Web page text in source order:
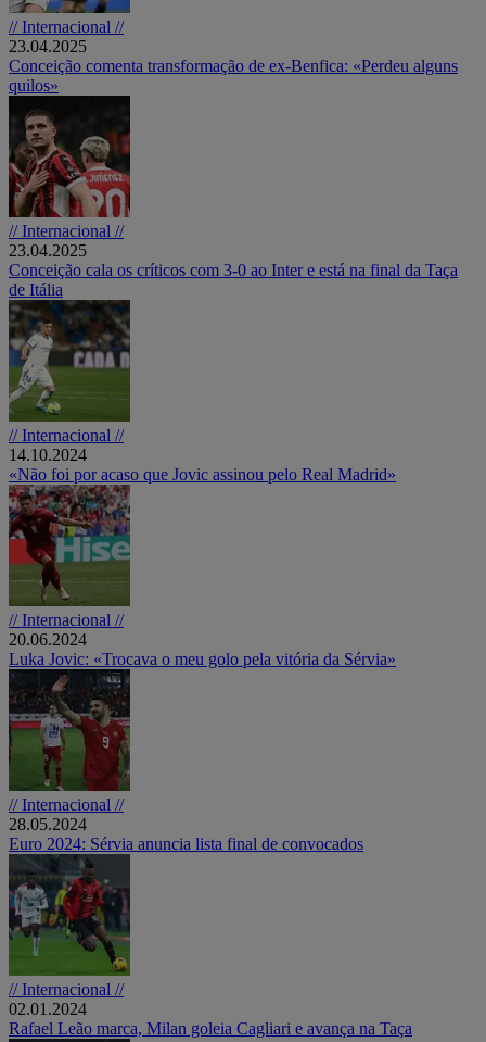
// Internacional //
23.04.2025
Conceição comenta transformação de ex-Benfica: «Perdeu alguns
quilos»
// Internacional //
23.04.2025
Conceição cala os críticos com 3-0 ao Inter e está na final da Taça
de Itália
// Internacional //
14.10.2024
«Não foi por acaso que Jovic assinou pelo Real Madrid»
// Internacional //
20.06.2024
Luka Jovic: «Trocava o meu golo pela vitória da Sérvia»
// Internacional //
28.05.2024
Euro 2024: Sérvia anuncia lista final de convocados
// Internacional //
02.01.2024
Rafael Leão marca, Milan goleia Cagliari e avança na Taça